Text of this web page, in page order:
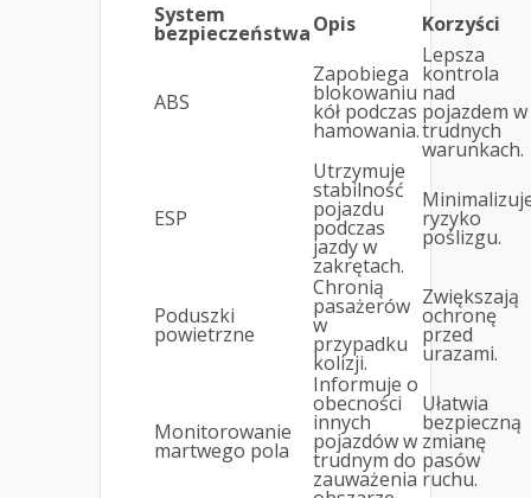
System
bezpieczeństwaOpis Korzyści
ABS
Zapobiega
blokowaniu
kół podczas
hamowania.
Lepsza
kontrola
nad
pojazdem w
trudnych
warunkach.
ESP
Utrzymuje
stabilność
pojazdu
podczas
jazdy w
zakrętach.
ryzyko
poślizgu.
Poduszki
powietrzne
Chronią
pasażerów
w
przypadku
kolizji.
Zwiększają
ochronę
przed
urazami.
Monitorowanie
martwego pola
Informuje o
obecności
innych
pojazdów w
trudnym do
zauważenia
Ułatwia
bezpieczną
zmianę
pasów
ruchu.